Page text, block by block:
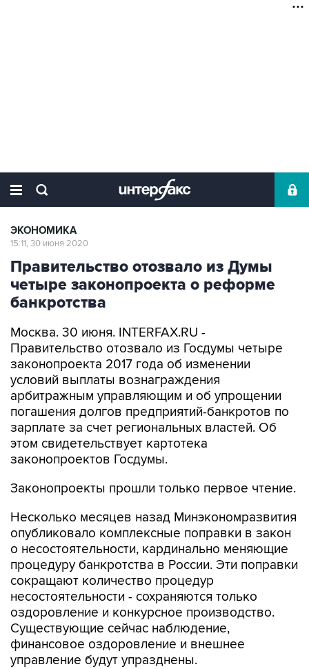
ЭКОНОМИКА
15:11, 30 июня 2020
Правительство отозвало из Думы
четыре законопроекта о реформе
банкротства
Москва. 30 июня. INTERFAX.RU -
Правительство отозвало из Госдумы четыре
законопроекта 2017 года об изменении
условий выплаты вознаграждения
арбитражным управляющим и об упрощении
погашения долгов предприятий-банкротов по
зарплате за счет региональных властей. Об
этом свидетельствует картотека
законопроектов Госдумы.
Законопроекты прошли только первое чтение.
Несколько месяцев назад Минэкономразвития
опубликовало комплексные поправки в закон
о несостоятельности, кардинально меняющие
процедуру банкротства в России. Эти поправки
сокращают количество процедур
несостоятельности - сохраняются только
оздоровление и конкурсное производство.
Существующие сейчас наблюдение,
финансовое оздоровление и внешнее
управление будут упразднены.